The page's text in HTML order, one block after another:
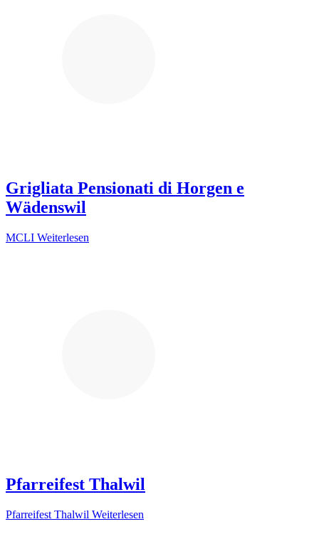
Grigliata Pensionati di Horgen e
Wädenswil
MCLI Weiterlesen
Pfarreifest Thalwil
Pfarreifest Thalwil Weiterlesen